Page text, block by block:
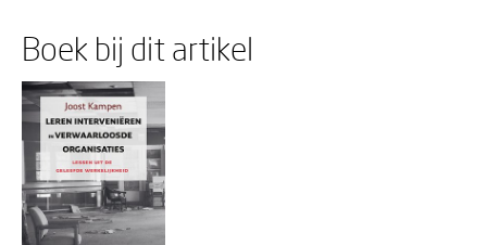
Boek bij dit artikel